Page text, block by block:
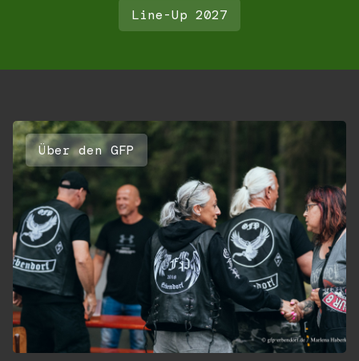
Line-Up 2027
Über den GFP